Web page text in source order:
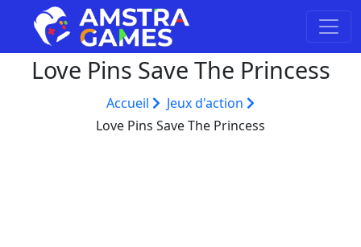
Love Pins Save The Princess
Accueil
Jeux d'action
Love Pins Save The Princess